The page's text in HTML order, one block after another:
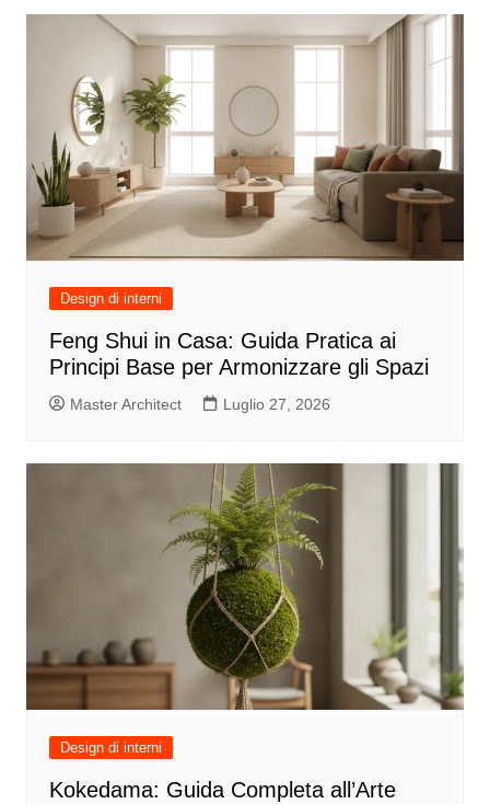
Design di interni
Feng Shui in Casa: Guida Pratica ai
Principi Base per Armonizzare gli Spazi
Master Architect Luglio 27, 2026
Design di interni
Kokedama: Guida Completa all’Arte